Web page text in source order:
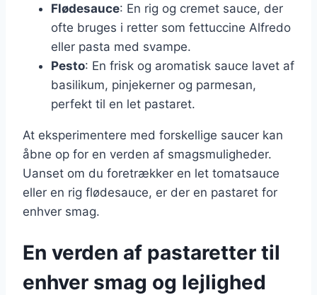
Flødesauce: En rig og cremet sauce, der
ofte bruges i retter som fettuccine Alfredo
eller pasta med svampe.
Pesto: En frisk og aromatisk sauce lavet af
basilikum, pinjekerner og parmesan,
perfekt til en let pastaret.
At eksperimentere med forskellige saucer kan
åbne op for en verden af smagsmuligheder.
Uanset om du foretrækker en let tomatsauce
eller en rig flødesauce, er der en pastaret for
enhver smag.
En verden af pastaretter til
enhver smag og lejlighed